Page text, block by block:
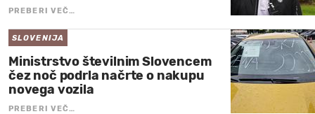
PREBERI VEČ…
SLOVENIJA
Ministrstvo številnim Slovencem
čez noč podrla načrte o nakupu
novega vozila
PREBERI VEČ…